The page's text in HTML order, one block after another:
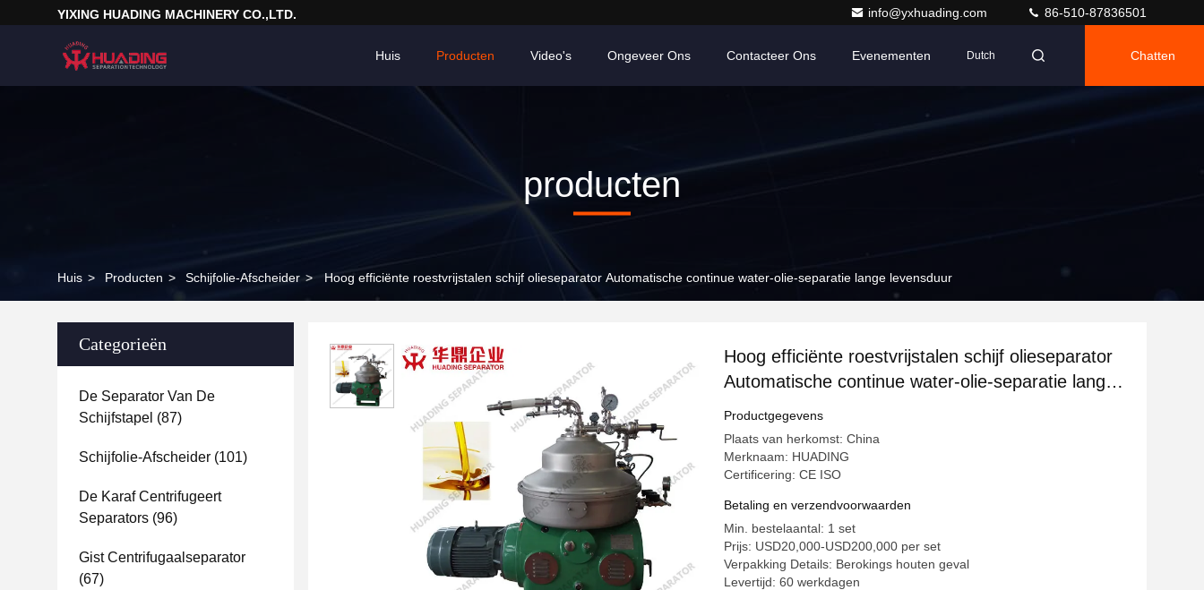
YIXING HUADING MACHINERY CO.,LTD. info@yxhuading.com 86-510-87836501
Huis Producten Video's Ongeveer Ons Contacteer Ons Evenementen Dutch Chatten
producten
Huis > Producten > Schijfolie-Afscheider > Hoog efficiënte roestvrijstalen schijf olieseparator Automatische continue water-olie-separatie lange levensduur
Categorieën
De Separator Van De
Schijfstapel (87)
Schijfolie-Afscheider (101)
De Karaf Centrifugeert
Separators (96)
Gist Centrifugaalseparator
(67)
Hoog efficiënte roestvrijstalen schijf olieseparator
Automatische continue water-olie-separatie lange
levensduur
Productgegevens
Plaats van herkomst: China
Merknaam: HUADING
Certificering: CE ISO
Betaling en verzendvoorwaarden
Min. bestelaantal: 1 set
Prijs: USD20,000-USD200,000 per set
Verpakking Details: Berokings houten geval
Levertijd: 60 werkdagen